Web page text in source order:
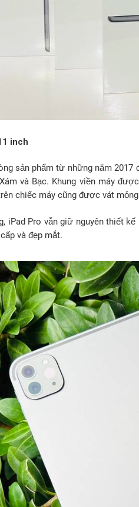
inch
sản phẩm từ những năm
và Bạc. Khung viền máy
chiếc máy cũng được vát
iPad Pro vẫn giữ nguyên thiết
và đẹp mắt.